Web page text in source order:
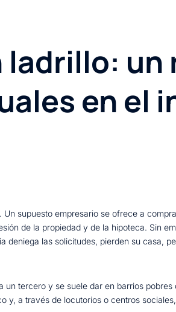
un
en el
supuesto empresario se ofrece a
de la propiedad y de la hipoteca. Sin
deniega las solicitudes, pierden su casa,
tercero y se suele dar en barrios
y, a través de locutorios o centros